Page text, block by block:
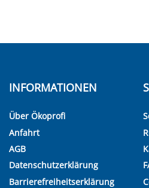
INFORMATIONEN
Über Ökoprofi
Anfahrt
AGB
Datenschutzerklärung
Barrierefreiheitserklärung